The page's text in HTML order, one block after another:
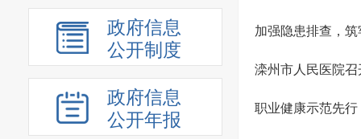
政府信息
公开制度
政府信息
公开年报
加强隐患排查，
滦州市人民医院
职业健康示范先